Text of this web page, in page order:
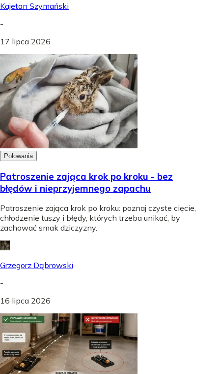
Kajetan Szymański
-
17 lipca 2026
Polowania
Patroszenie zająca krok po kroku - bez
błędów i nieprzyjemnego zapachu
Patroszenie zająca krok po kroku: poznaj czyste cięcie,
chłodzenie tuszy i błędy, których trzeba unikać, by
zachować smak dziczyzny.
Grzegorz Dąbrowski
-
16 lipca 2026